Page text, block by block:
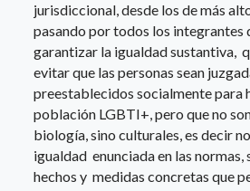
jurisdiccional, desde los de más
pasando por todos los integrantes
garantizar la igualdad sustantiva,
evitar que las personas sean
preestablecidos socialmente para
población LGBTI+, pero que no
biología, sino culturales, es decir
igualdad enunciada en las normas,
hechos y medidas concretas que